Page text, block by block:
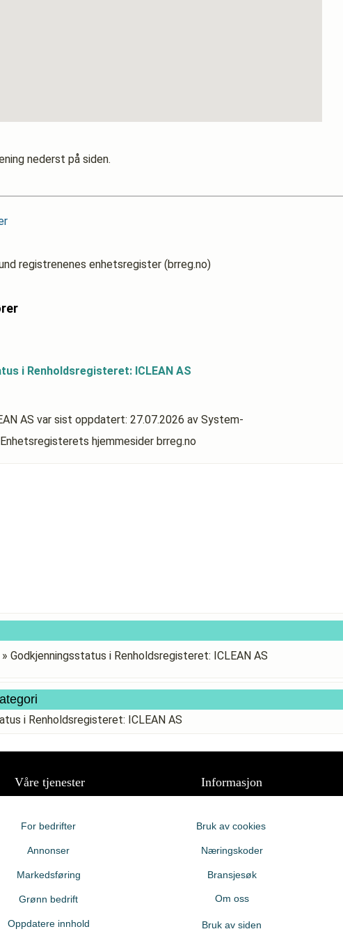
nederst på siden.
registrenenes enhetsregister (brreg.no)
i Renholdsregisteret: ICLEAN AS
AS var sist oppdatert: 27.07.2026 av System-
hjemmesider brreg.no
» Godkjenningsstatus i Renholdsregisteret: ICLEAN AS
i Renholdsregisteret: ICLEAN AS
Våre tjenester Informasjon
For bedrifter
Annonser
Markedsføring
Grønn bedrift
Oppdatere innhold
Bruk av cookies
Næringskoder
Bransjesøk
Om oss
Bruk av siden